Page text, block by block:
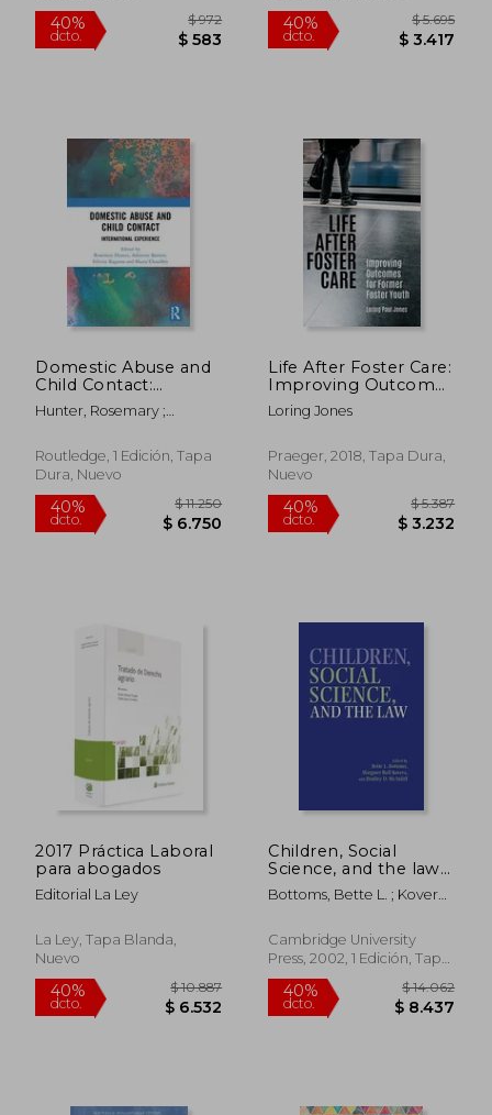
40% 40%
dcto.
Domestic Abuse and
Child Contact:
International
Experience (en
Hunter, Rosemary ;
Kaganas, Felicity
Routledge, 1 Edición, Tapa
Dura, Nuevo
40%
Life After Foster Care:
Improving Outcomes
for Former Foster
Youth (en Inglés)
Loring Jones
Praeger, 2018, Tapa Dura,
Nuevo
40%
dcto.
2017 Práctica Laboral
para abogados
Editorial La Ley
La Ley, Tapa Blanda,
Nuevo
Children, Social
Science, and the law
(en Inglés)
Bottoms, Bette L. ; Kovera,
Bradley D.
Cambridge University
Press, 2002, 1 Edición, Tapa
Dura, Nuevo